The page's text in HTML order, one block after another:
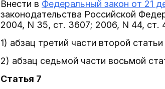
Внести в Федеральный закон от 21
законодательства Российской
2004, N 35, ст. 3607; 2006, N 44,
1) абзац третий части второй
2) абзац седьмой части восьмой
Статья 7